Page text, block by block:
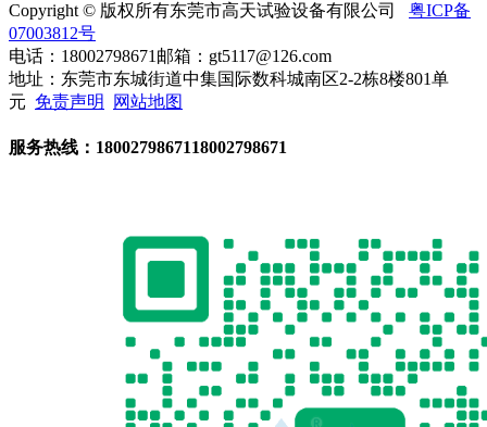
Copyright © 版权所有东莞市高天试验设备有限公司 粤ICP备
07003812号
电话：18002798671 邮箱：gt5117@126.com
地址：东莞市东城街道中集国际数科城南区2-2栋8楼801单
元 免责声明 网站地图
服务热线： 1800279867118002798671